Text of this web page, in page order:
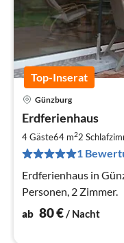
Top-Inserat
Günzburg
Erdferienhaus
4 Gäste64 m22
1
Erdferienhaus in
Personen, 2 Zimmer.
ab 80€/ Nacht